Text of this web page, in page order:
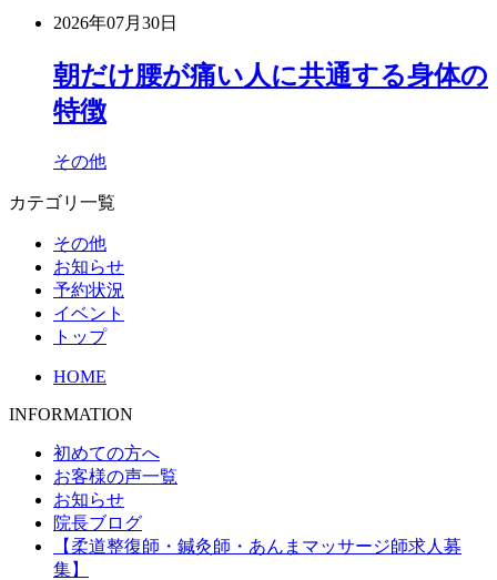
2026年07月30日
朝だけ腰が痛い人に共通する身体の
特徴
その他
カテゴリ一覧
その他
お知らせ
予約状況
イベント
トップ
HOME
INFORMATION
初めての方へ
お客様の声一覧
お知らせ
院長ブログ
【柔道整復師・鍼灸師・あんまマッサージ師求人募
集】